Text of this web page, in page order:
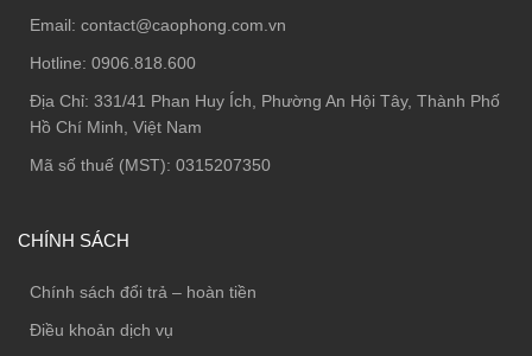
Email: contact@caophong.com.vn
Hotline: 0906.818.600
Địa Chỉ: 331/41 Phan Huy Ích, Phường An Hội Tây, Thành Phố
Hồ Chí Minh, Việt Nam
Mã số thuế (MST): 0315207350
CHÍNH SÁCH
Chính sách đổi trả – hoàn tiền
Điều khoản dịch vụ